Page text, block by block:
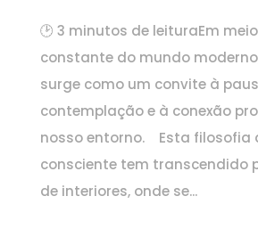
🕑 3 minutos de leituraEm
constante do mundo
surge como um convite à
contemplação e à conexão
nosso entorno. Esta filosofia
consciente tem transcendido
de interiores, onde se...